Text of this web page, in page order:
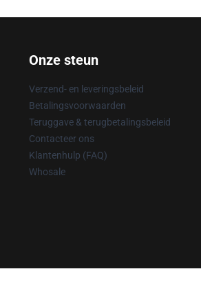
Onze steun
Verzend- en leveringsbeleid
Betalingsvoorwaarden
Teruggave & terugbetalingsbeleid
Contacteer ons
Klantenhulp (FAQ)
Whosale